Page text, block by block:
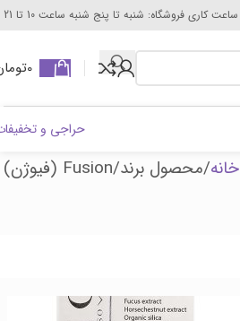
ساعت کاری فروشگاه: شنبه تا پنج شنبه ساعت 10 تا 21
0
حراجی و
خانه محصول برند Fusion (فیوژن)